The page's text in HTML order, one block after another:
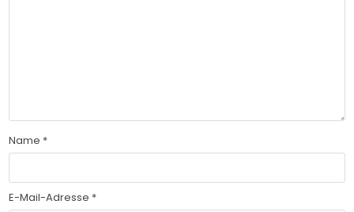
Name *
E-Mail-Adresse *